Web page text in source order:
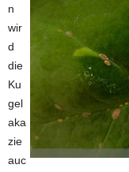
n
wir
d
die
Ku
gel
aka
zie
auc